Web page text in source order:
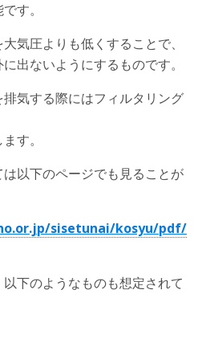
す。
気圧よりも低くすることで、
出ないようにするものです。
気する際にはフィルタリング
す。
以下のページでも見ることが
sisetunai/kosyu/pdf/
下のようなものも想定されて